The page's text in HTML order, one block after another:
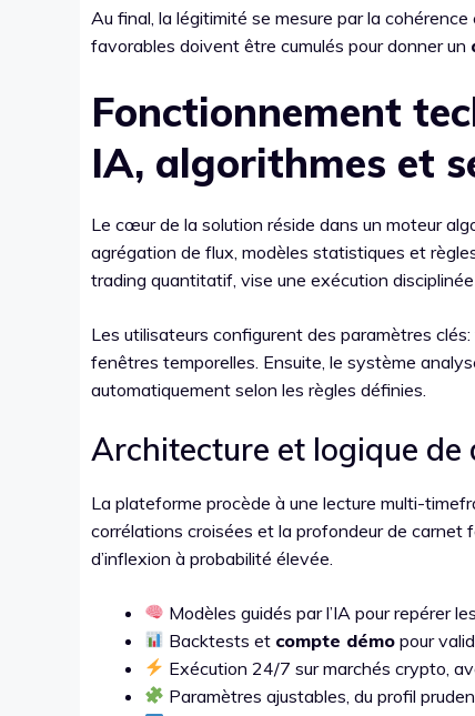
Au final, la légitimité se mesure par la
favorables doivent être cumulés pour donner un
Fonctionnement
IA, algorithmes et
Le cœur de la solution réside dans un moteur
agrégation de flux, modèles statistiques et
trading quantitatif, vise une exécution
Les utilisateurs configurent des paramètres
fenêtres temporelles. Ensuite, le système
automatiquement selon les règles définies.
Architecture et logique de
La plateforme procède à une lecture multi-
corrélations croisées et la profondeur de carnet
d’inflexion à probabilité élevée.
Modèles guidés par l’IA pour repérer
Backtests et compte démo pour
Exécution 24/7 sur marchés crypto,
Paramètres ajustables, du profil